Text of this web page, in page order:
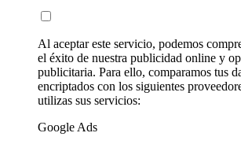
Al aceptar este servicio, podemos
el éxito de nuestra publicidad online y
publicitaria. Para ello, comparamos tus
encriptados con los siguientes
utilizas sus servicios:
Google Ads